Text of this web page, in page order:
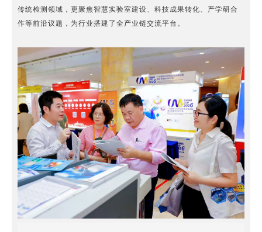
传统检测领域，更聚焦智慧实验室建设、科技成果转化、产学研合
作等前沿议题，为行业搭建了全产业链交流平台。